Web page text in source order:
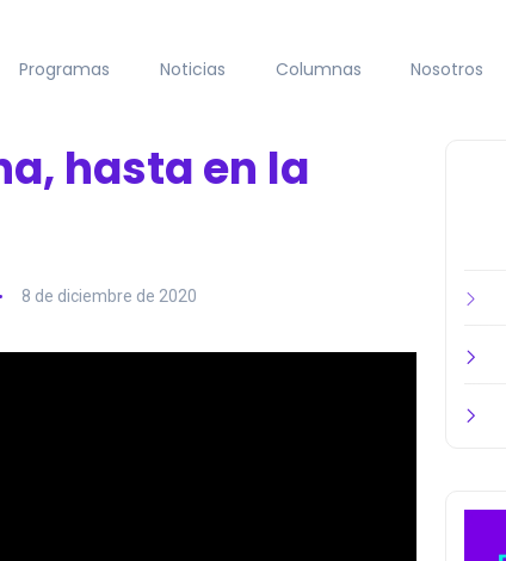
Programas Noticias Columnas Nosotros
hasta en la
8 de diciembre de 2020